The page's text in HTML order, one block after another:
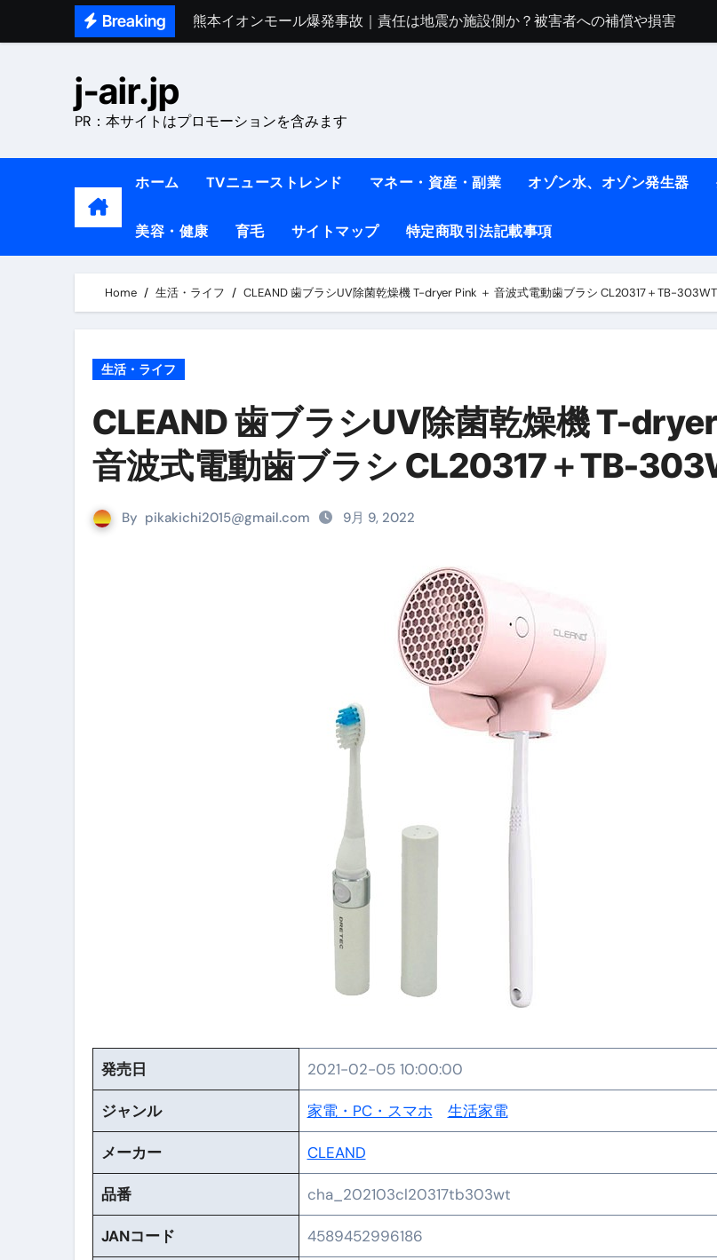
Breaking
熊本イオンモール爆発事故｜責任は地震か施設側か？被害者への補償や損害賠償を
【医者が教える】本当に痩せる薬はコレ！ #医療ダイエット
中町綾が2週間で3.5kg痩せた方法 #shots
【医者が解説】このふくらはぎ痩せ本当に効果ある？ #エクササイズ
【美容】ダイエットに対する私の考え方と実践方法を解説します【健康】
【1日ダイエットルーティン】運動なしで2ヶ月で10kg減量した、私の痩せる9つ
リサイクル業者の無料回収・無料査定は危険？情報収集との関係と見分け方を解説
山梨県震度6弱と富士山噴火の関係｜最新観測データと前兆現象を徹底解説【2026
青森県震度6とベネゼエラM7級地震の関連性は？
Cookie同意管理ツール「STRIGHT」取り扱い開始＆リリース記念キャンペーン【
【輸入消費税】輸入に消費税はかかるのか？勘定科目・仕訳・申告書記載方法
この動画は国にすぐ消されます。これが日本が残念な国になった理由です。国
意外にありえる？日経平均40000円を妄想シナリオ検証してみた！ズボラ株投資
アフィリエイト【稼げるキーワード】一覧※YouTubeブログSNS共通
【必見】融資受けるなら”コレ”を確実に取り組むべき！ #shorts
弁護士が教える「投資詐欺」に引っかからないための方法 #投資詐欺 #詐欺 #弁
【PR】フリーランス必見！入金前の売上をすぐに現金で受け取る方法
【2023年最新】金融ブラックでも可能な資金調達法3選！#shorts
個人事業主は銀行から融資を受けるとリスクが高い #shorts
【誰でも出来る】3万円が10％増量の「33000円」になる！
【即金】3時間で5万円稼ぐセルフバックの全貌！危険回避と安全な稼ぎ方を徹
【超高騰】爆上がりしたビットコインに695万円も投資してる営業39歳サラリ
【必見】もう営業電話は怖くない！初心者でも成果を出す電話の仕方はコレ！
フリーランス・個人事業主におすすめの資金調達4選
自己破産中に絶対にしてはダメなこと7選
自己破産にまつわるよくある勘違い4選#Shorts
体脂肪が落ちる朝食3選 #ダイエット
No.102 9割が勘違い 自己破産の真実
j-air.jp
PR：本サイトはプロモーションを含みます
ホーム TVニューストレンド マネー・資産・副業 オゾン水、オゾン発生器
美容・健康 育毛 サイトマップ 特定商取引法記載事項
Home 生活・ライフ CLEAND 歯ブラシUV除菌乾燥機 T-dryer Pink ＋ 音波式電動歯ブラシ CL20317＋TB-303WT
生活・ライフ
CLEAND 歯ブラシUV除菌乾燥機 T-
音波式電動歯ブラシ CL20317＋TB-
By pikakichi2015@gmail.com 9月 9, 2022
発売日 2021-02-05 10:00:00
ジャンル 家電・PC・スマホ 生活家電
メーカー CLEAND
品番 cha_202103cl20317tb303wt
JANコード 4589452996186